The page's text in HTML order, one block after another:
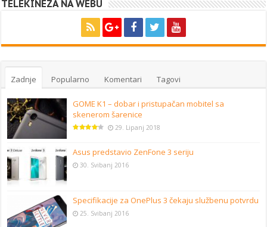
TELEKINEZA NA WEBU
Zadnje Popularno Komentari Tagovi
GOME K1 – dobar i pristupačan mobitel sa
skenerom šarenice
29. Lipanj 2018
Asus predstavio ZenFone 3 seriju
30. Svibanj 2016
Specifikacije za OnePlus 3 čekaju službenu potvrdu
25. Svibanj 2016